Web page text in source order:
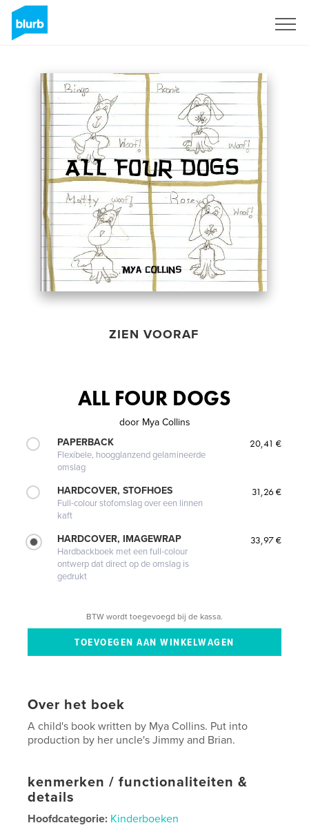
ZIEN VOORAF
ALL FOUR DOGS
door Mya Collins
PAPERBACK
Flexibele, hoogglanzend gelamineerde
omslag
20,41 €
HARDCOVER, STOFHOES
Full-colour stofomslag over een linnen
kaft
31,26 €
HARDCOVER, IMAGEWRAP
Hardbackboek met een full-colour
ontwerp dat direct op de omslag is
gedrukt
33,97 €
BTW wordt toegevoegd bij de kassa.
Over het boek
A child's book written by Mya Collins. Put into
production by her uncle's Jimmy and Brian.
kenmerken / functionaliteiten &
details
Hoofdcategorie: Kinderboeken